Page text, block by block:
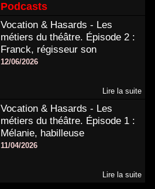
Podcasts
Vocation & Hasards - Les
métiers du théâtre. Épisode 2 :
Franck, régisseur son
12/06/2026
Lire la suite
Vocation & Hasards - Les
métiers du théâtre. Épisode 1 :
Mélanie, habilleuse
11/04/2026
Lire la suite